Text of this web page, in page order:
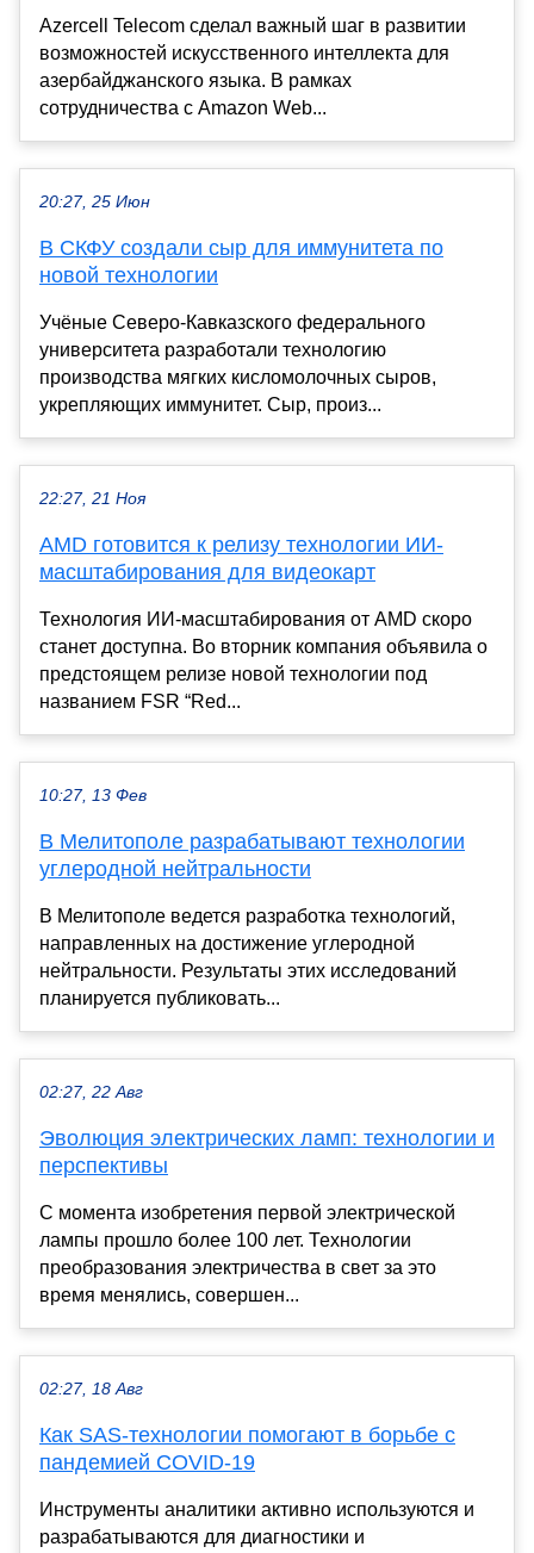
Azercell Telecom сделал важный шаг в развитии
возможностей искусственного интеллекта для
азербайджанского языка. В рамках
сотрудничества с Amazon Web...
20:27, 25 Июн
В СКФУ создали сыр для иммунитета по
новой технологии
Учёные Северо-Кавказского федерального
университета разработали технологию
производства мягких кисломолочных сыров,
укрепляющих иммунитет. Сыр, произ...
22:27, 21 Ноя
AMD готовится к релизу технологии ИИ-
масштабирования для видеокарт
Технология ИИ-масштабирования от AMD скоро
станет доступна. Во вторник компания объявила о
предстоящем релизе новой технологии под
названием FSR “Red...
10:27, 13 Фев
В Мелитополе разрабатывают технологии
углеродной нейтральности
В Мелитополе ведется разработка технологий,
направленных на достижение углеродной
нейтральности. Результаты этих исследований
планируется публиковать...
02:27, 22 Авг
Эволюция электрических ламп: технологии и
перспективы
С момента изобретения первой электрической
лампы прошло более 100 лет. Технологии
преобразования электричества в свет за это
время менялись, совершен...
02:27, 18 Авг
Как SAS-технологии помогают в борьбе с
пандемией COVID-19
Инструменты аналитики активно используются и
разрабатываются для диагностики и